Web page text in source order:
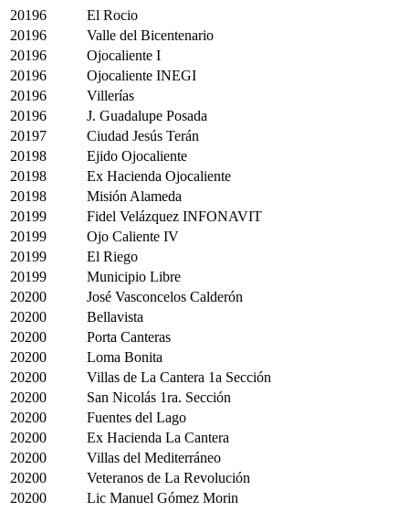
20196
El Rocio
20196
Valle del Bicentenario
20196
Ojocaliente I
20196
Ojocaliente INEGI
20196
Villerías
20196
J. Guadalupe Posada
20197
Ciudad Jesús Terán
20198
Ejido Ojocaliente
20198
Ex Hacienda Ojocaliente
20198
Misión Alameda
20199
Fidel Velázquez INFONAVIT
20199
Ojo Caliente IV
20199
El Riego
20199
Municipio Libre
20200
José Vasconcelos Calderón
20200
Bellavista
20200
Porta Canteras
20200
Loma Bonita
20200
Villas de La Cantera 1a Sección
20200
San Nicolás 1ra. Sección
20200
Fuentes del Lago
20200
Ex Hacienda La Cantera
20200
Villas del Mediterráneo
20200
Veteranos de La Revolución
20200
Lic Manuel Gómez Morin